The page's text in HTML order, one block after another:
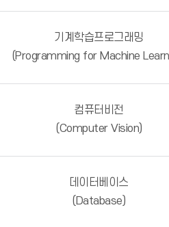
기계학습프로그래밍
(Programming for Machine
컴퓨터비전
(Computer Vision)
데이터베이스
(Database)